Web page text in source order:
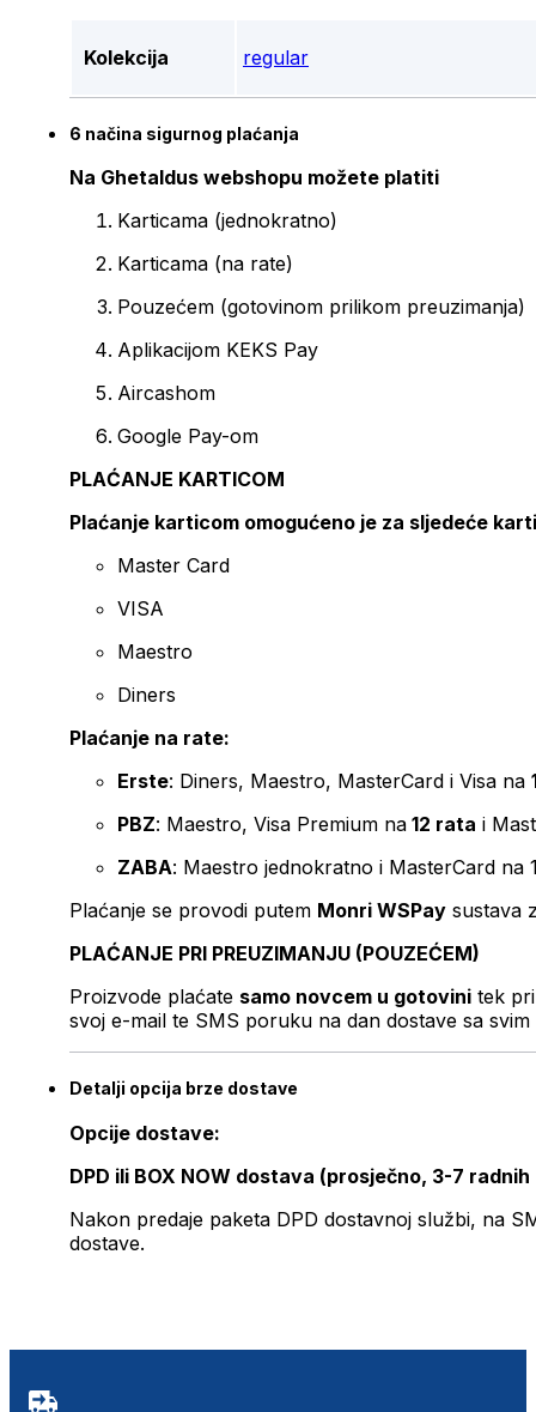
Kolekcija regular
6 načina sigurnog plaćanja
Na Ghetaldus webshopu možete platiti
Karticama (jednokratno)
Karticama (na rate)
Pouzećem (gotovinom prilikom preuzimanja)
Aplikacijom KEKS Pay
Aircashom
Google Pay-om
PLAĆANJE KARTICOM
Plaćanje karticom omogućeno je za sljedeće
Master Card
VISA
Maestro
Diners
Plaćanje na rate:
Erste: Diners, Maestro, MasterCard i Visa na
PBZ: Maestro, Visa Premium na 12 rata i
ZABA: Maestro jednokratno i MasterCard na
Plaćanje se provodi putem Monri WSPay sustava
PLAĆANJE PRI PREUZIMANJU (POUZEĆEM)
Proizvode plaćate samo novcem u gotovini tek
svoj e-mail te SMS poruku na dan dostave sa svim
Detalji opcija brze dostave
Opcije dostave:
DPD ili BOX NOW dostava (prosječno, 3-7 radnih
Nakon predaje paketa DPD dostavnoj službi, na
dostave.